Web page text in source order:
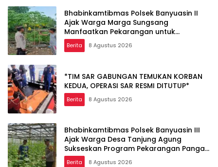
Bhabinkamtibmas Polsek Banyuasin II
Ajak Warga Marga Sungsang
Manfaatkan Pekarangan untuk
Ketahanan Pangan
Berita 8 Agustus 2026
*TIM SAR GABUNGAN TEMUKAN KORBAN
KEDUA, OPERASI SAR RESMI DITUTUP*
Berita 8 Agustus 2026
Bhabinkamtibmas Polsek Banyuasin III
Ajak Warga Desa Tanjung Agung
Sukseskan Program Pekarangan Pangan
Bergizi
Berita 8 Agustus 2026